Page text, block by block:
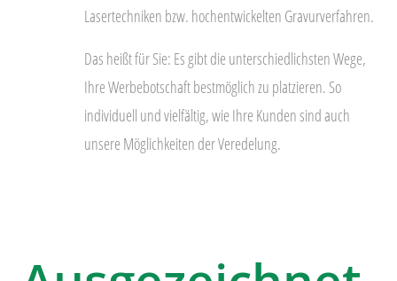
Lasertechniken bzw. hochentwickelten Gravurverfahren.
Das heißt für Sie: Es gibt die unterschiedlichsten Wege,
Ihre Werbebotschaft bestmöglich zu platzieren. So
individuell und vielfältig, wie Ihre Kunden sind auch
unsere Möglichkeiten der Veredelung.